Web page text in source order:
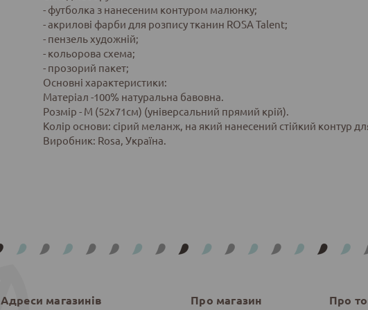
- футболка з нанесеним контуром малюнку;
- акрилові фарби для розпису тканин ROSA Talent;
- пензель художній;
- кольорова схема;
- прозорий пакет;
Основні характеристики:
Матеріал -100% натуральна бавовна.
Розмір - M (52х71см) (універсальний прямий крій).
Колір основи: сірий меланж, на який нанесений стійкий контур
Виробник: Rosa, Україна.
Адреси магазинів Про магазин Про